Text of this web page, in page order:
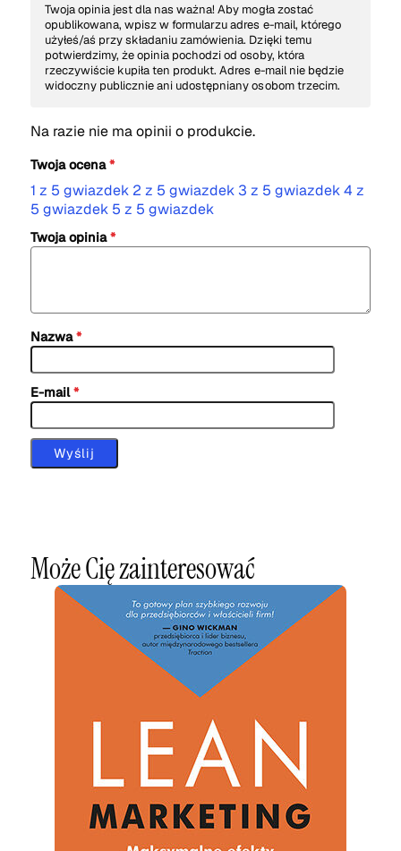
Twoja opinia jest dla nas ważna! Aby mogła zostać
opublikowana, wpisz w formularzu adres e-mail, którego
użyłeś/aś przy składaniu zamówienia. Dzięki temu
potwierdzimy, że opinia pochodzi od osoby, która
rzeczywiście kupiła ten produkt. Adres e-mail nie będzie
widoczny publicznie ani udostępniany osobom trzecim.
Na razie nie ma opinii o produkcie.
Twoja ocena*
1 z 5 gwiazdek 2 z 5 gwiazdek 3 z 5 gwiazdek 4 z
5 gwiazdek 5 z 5 gwiazdek
Twoja opinia*
Nazwa*
E-mail*
Może Cię zainteresować